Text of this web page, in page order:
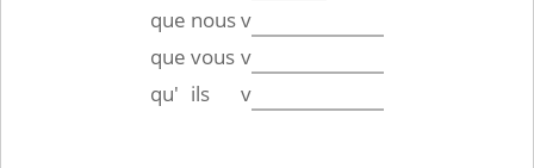
que nousv
que vous v
qu' ils v